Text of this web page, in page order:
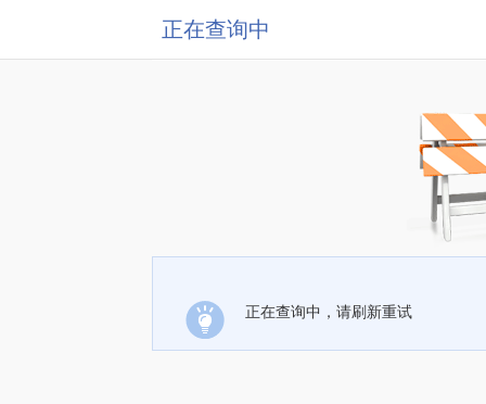
正在查询中
正在查询中，请刷新重试